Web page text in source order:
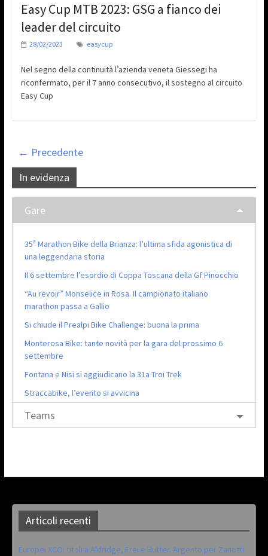
Easy Cup MTB 2023: GSG a fianco dei
leader del circuito
28/02/2023 easycup
Nel segno della continuità l’azienda veneta Giessegi ha
riconfermato, per il 7 anno consecutivo, il sostegno al circuito
Easy Cup
← Precedente
In evidenza
Gare
35ª Marathon Bike della Brianza: l’ultima sfida agonistica di
una leggendaria storia
Il 6 settembre l’esordio di Coppa Toscana della Gf Pinocchio
“Au revoir” Monselice in Rosa. Il campionato italiano
marathon passa a Gallio
Si chiude il Prealpi Bike Challenge: buona la prima
Monterosa Bike: tante novità per la gara del prossimo 6
settembre
Fontana e Nisi si aggiudicano la 31a Troi Trek
Straccabike, l’evento si avvicina
Teams
Articoli recenti
Europei XCO: titoli a Aldridge, Frei e Hutter. Argento per Zanotti